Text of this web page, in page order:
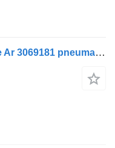
Cummins TF750 Compressor de Ar 3069181 pneumatski kompresor za Cummins kamiona